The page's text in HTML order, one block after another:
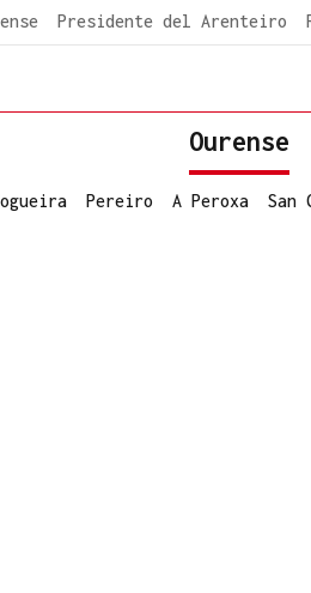
Presidente del Arenteiro
Ourense
Pereiro A Peroxa San